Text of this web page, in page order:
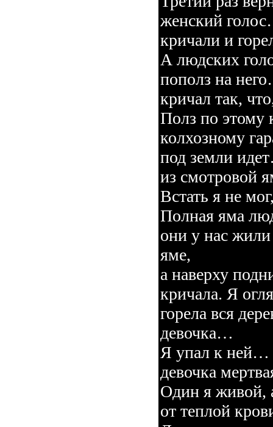
женский
кричали и
А людских
пополз на
кричал так,
Полз по этому
колхозному
под земли
из
Встать я не
Полная яма
они у нас
яме,
а наверху
кричала. Я
горела вся
девочка…
Я упал к
девочка
Один я живой,
от теплой